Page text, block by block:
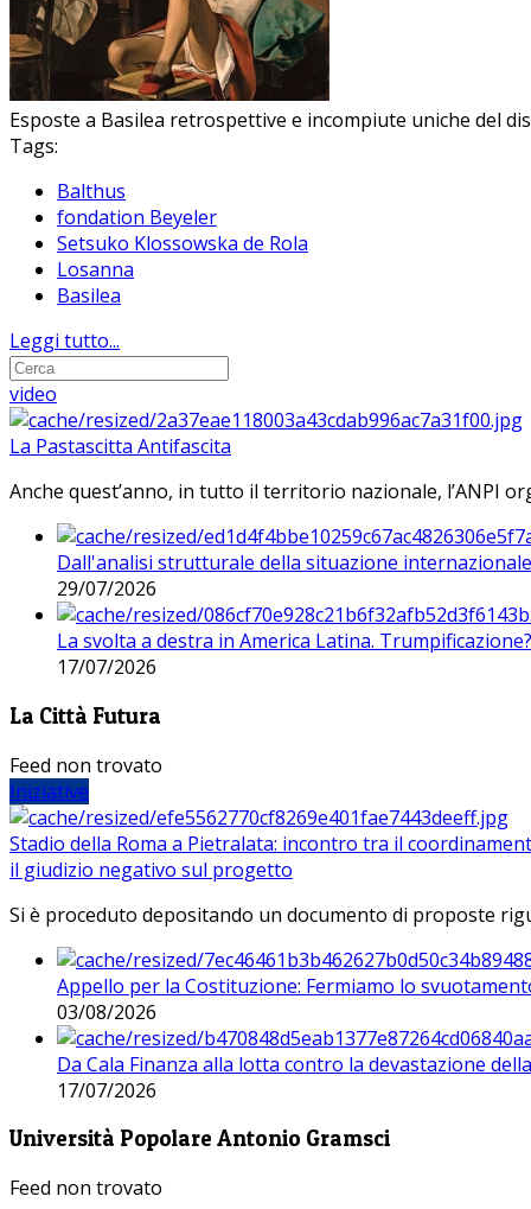
Esposte a Basilea retrospettive e incompiute uniche del
Tags:
Balthus
fondation Beyeler
Setsuko Klossowska de Rola
Losanna
Basilea
Leggi tutto...
video
La Pastascitta Antifascita
Anche quest’anno, in tutto il territorio nazionale, l’ANPI
Dall'analisi strutturale della situazione
29/07/2026
La svolta a destra in America Latina. Trumpificazione?
17/07/2026
La Città Futura
Feed non trovato
Iniziative
Stadio della Roma a Pietralata: incontro tra il
il giudizio negativo sul progetto
Si è proceduto depositando un documento di proposte
Appello per la Costituzione: Fermiamo lo
03/08/2026
Da Cala Finanza alla lotta contro la devastazione
17/07/2026
Università Popolare Antonio Gramsci
Feed non trovato